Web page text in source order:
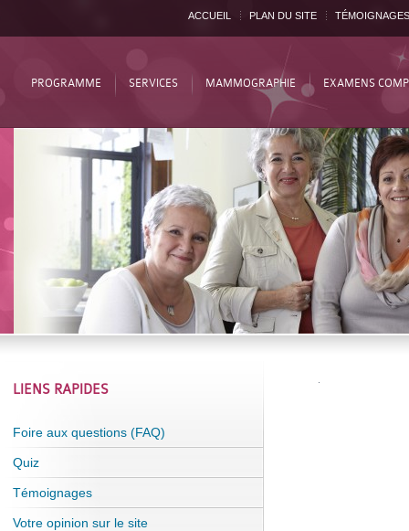
ACCUEIL PLAN DU SITE TÉMOIGNAGES
PROGRAMME SERVICES MAMMOGRAPHIE EXAMENS
LIENS RAPIDES
Foire aux questions (FAQ)
Quiz
Témoignages
Votre opinion sur le site